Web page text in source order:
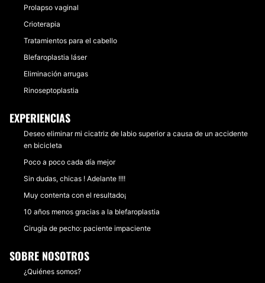
Prolapso vaginal
Crioterapia
Tratamientos para el cabello
Blefaroplastia láser
Eliminación arrugas
Rinoseptoplastia
EXPERIENCIAS
Deseo eliminar mi cicatriz de labio superior a causa de un accidente
en bicicleta
Poco a poco cada día mejor
Sin dudas, chicas ! Adelante !!!!
Muy contenta con el resultado¡
10 años menos gracias a la blefaroplastia
Cirugía de pecho: paciente impaciente
SOBRE NOSOTROS
¿Quiénes somos?